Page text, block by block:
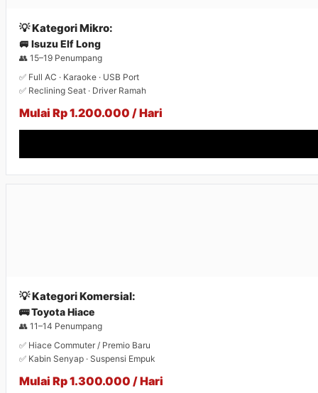
💡 Kategori Mikro:
🚐 Isuzu Elf Long
👥 15–19 Penumpang
✅ Full AC · Karaoke · USB Port
✅ Reclining Seat · Driver Ramah
Mulai Rp 1.200.000 / Hari
💡 Kategori Komersial:
🚌 Toyota Hiace
👥 11–14 Penumpang
✅ Hiace Commuter / Premio Baru
✅ Kabin Senyap · Suspensi Empuk
Mulai Rp 1.300.000 / Hari